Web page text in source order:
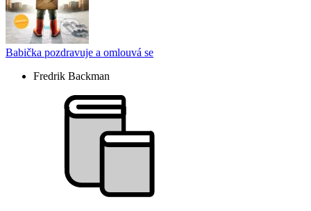
Babička pozdravuje a omlouvá se
Fredrik Backman